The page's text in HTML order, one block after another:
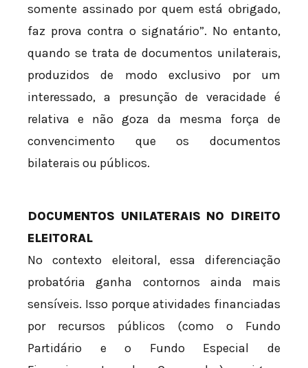
somente assinado por quem está obrigado,
faz prova contra o signatário”. No entanto,
quando se trata de documentos unilaterais,
produzidos de modo exclusivo por um
interessado, a presunção de veracidade é
relativa e não goza da mesma força de
convencimento que os documentos
bilaterais ou públicos.
DOCUMENTOS UNILATERAIS NO DIREITO
ELEITORAL
No contexto eleitoral, essa diferenciação
probatória ganha contornos ainda mais
sensíveis. Isso porque atividades financiadas
por recursos públicos (como o Fundo
Partidário e o Fundo Especial de